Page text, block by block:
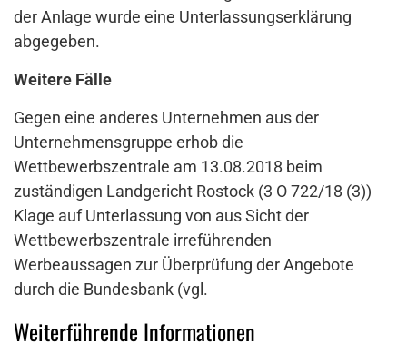
der Anlage wurde eine Unterlassungserklärung
abgegeben.
Weitere Fälle
Gegen eine anderes Unternehmen aus der
Unternehmensgruppe erhob die
Wettbewerbszentrale am 13.08.2018 beim
zuständigen Landgericht Rostock (3 O 722/18 (3))
Klage auf Unterlassung von aus Sicht der
Wettbewerbszentrale irreführenden
Werbeaussagen zur Überprüfung der Angebote
durch die Bundesbank (vgl.
Weiterführende Informationen